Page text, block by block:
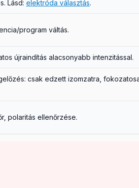
Lásd: elektróda választás.
program váltás.
újraindítás alacsonyabb intenzitással.
csak edzett izomzatra,
polaritás ellenőrzése.